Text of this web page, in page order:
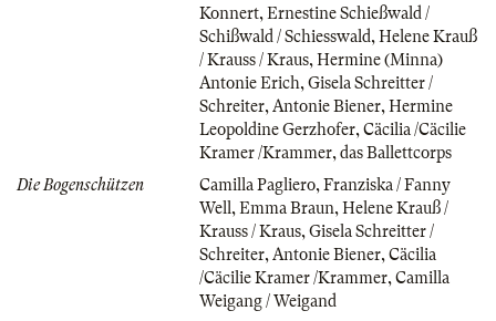
Konnert, Ernestine Schießwald /
Schißwald / Schiesswald, Helene Krauß
/ Krauss / Kraus, Hermine (Minna)
Antonie Erich, Gisela Schreitter /
Schreiter, Antonie Biener, Hermine
Leopoldine Gerzhofer, Cäcilia /Cäcilie
Kramer /Krammer, das Ballettcorps
Die Bogenschützen
Camilla Pagliero, Franziska / Fanny
Well , Emma Braun, Helene Krauß /
Krauss / Kraus, Gisela Schreitter /
Schreiter, Antonie Biener, Cäcilia
/Cäcilie Kramer /Krammer, Camilla
Weigang / Weigand